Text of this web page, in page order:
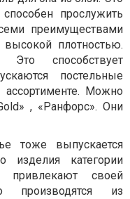
прослужить
преимуществами
высокой плотностью.
Это способствует
постельные
Можно
» , «Ранфорс». Они
тоже выпускается
изделия категории
своей
производятся из